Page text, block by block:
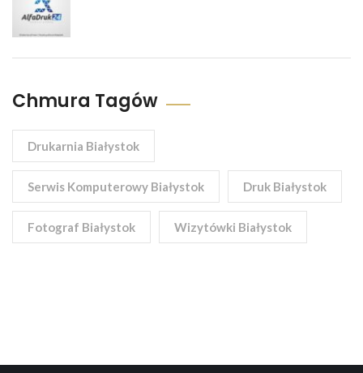
Chmura Tagów
Drukarnia Białystok
Serwis Komputerowy Białystok Druk Białystok
Fotograf Białystok Wizytówki Białystok